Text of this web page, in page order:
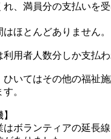
、満員分の支払いを
ほとんどありません。
用者人数分しか支払わ
ひいてはその他の福祉
。
はボランティアの延長